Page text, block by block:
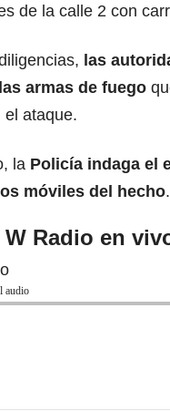
de la calle 2 con
las
armas de fuego
el ataque.
la Policía indaga el
móviles del hecho.
W Radio en
audio